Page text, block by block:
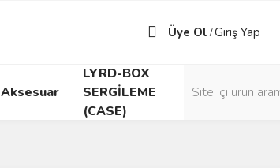
Üye Ol /Giriş Yap
Aksesuar
LYRD-BOX
SERGİLEME
(CASE)